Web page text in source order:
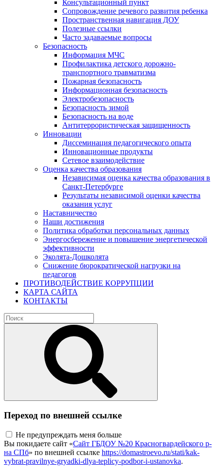
Консультационный пункт
Сопровождение речевого развития ребенка
Пространственная навигация ДОУ
Полезные ссылки
Часто задаваемые вопросы
Безопасность
Информация МЧС
Профилактика детского дорожно-
транспортного травматизма
Пожарная безопасность
Информационная безопасность
Электробезопасность
Безопасность зимой
Безопасность на воде
Антитеррористическая защищенность
Инновации
Диссеминация педагогического опыта
Инновационные продукты
Сетевое взаимодействие
Оценка качества образования
Независимая оценка качества образования в
Санкт-Петербурге
Результаты независимой оценки качества
оказания услуг
Наставничество
Наши достижения
Политика обработки персональных данных
Энергосбережение и повышение энергетической
эффективности
Эколята-Дошколята
Снижение бюрократической нагрузки на
педагогов
ПРОТИВОДЕЙСТВИЕ КОРРУПЦИИ
КАРТА САЙТА
КОНТАКТЫ
Переход по внешней ссылке
Не предупреждать меня больше
Вы покидаете сайт «Сайт ГБДОУ №20 Красногвардейского р-
на СПб» по внешней ссылке https://domastroevo.ru/stati/kak-
vybrat-pravilnye-gryadki-dlya-teplicy-podbor-i-ustanovka.